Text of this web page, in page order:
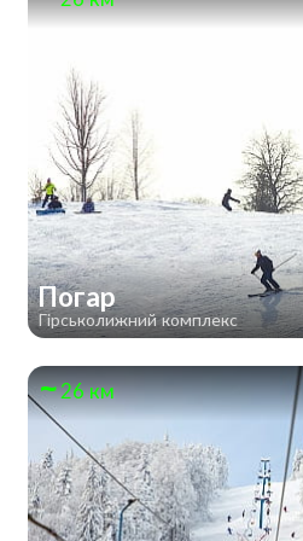
Погар
Гірськолижний комплекс
26 км